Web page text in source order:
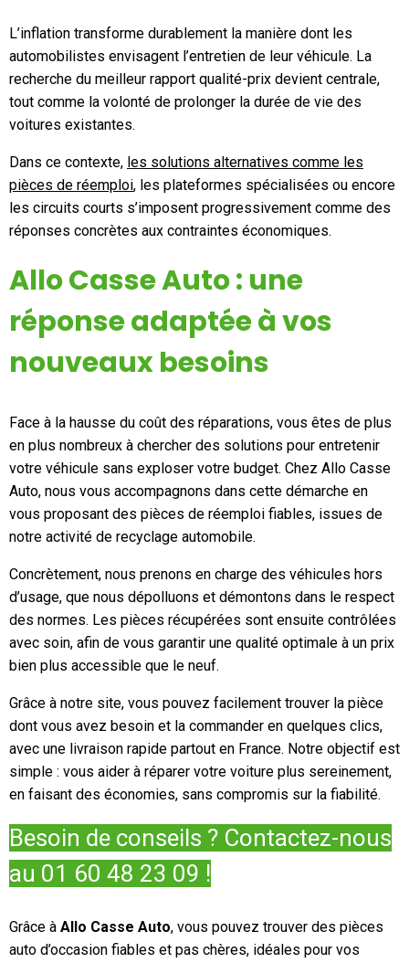
L’inflation transforme durablement la manière dont les
automobilistes envisagent l’entretien de leur véhicule. La
recherche du meilleur rapport qualité-prix devient centrale,
tout comme la volonté de prolonger la durée de vie des
voitures existantes.
Dans ce contexte, les solutions alternatives comme les
pièces de réemploi, les plateformes spécialisées ou encore
les circuits courts s’imposent progressivement comme des
réponses concrètes aux contraintes économiques.
Allo Casse Auto : une
réponse adaptée à vos
nouveaux besoins
Face à la hausse du coût des réparations, vous êtes de plus
en plus nombreux à chercher des solutions pour entretenir
votre véhicule sans exploser votre budget. Chez Allo Casse
Auto, nous vous accompagnons dans cette démarche en
vous proposant des pièces de réemploi fiables, issues de
notre activité de recyclage automobile.
Concrètement, nous prenons en charge des véhicules hors
d’usage, que nous dépolluons et démontons dans le respect
des normes. Les pièces récupérées sont ensuite contrôlées
avec soin, afin de vous garantir une qualité optimale à un prix
bien plus accessible que le neuf.
Grâce à notre site, vous pouvez facilement trouver la pièce
dont vous avez besoin et la commander en quelques clics,
avec une livraison rapide partout en France. Notre objectif est
simple : vous aider à réparer votre voiture plus sereinement,
en faisant des économies, sans compromis sur la fiabilité.
Besoin de conseils ? Contactez-nous
au 01 60 48 23 09 !
Grâce à Allo Casse Auto, vous pouvez trouver des pièces
auto d’occasion fiables et pas chères, idéales pour vos